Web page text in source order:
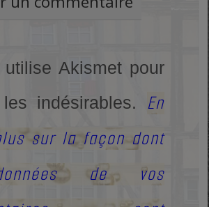
Akismet pour
indésirables. En
sur la façon dont
de vos